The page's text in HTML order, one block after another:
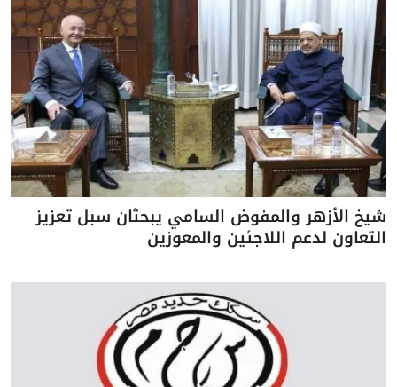
شيخ الأزهر والمفوض السامي يبحثان سبل تعزيز
التعاون لدعم اللاجئين والمعوزين